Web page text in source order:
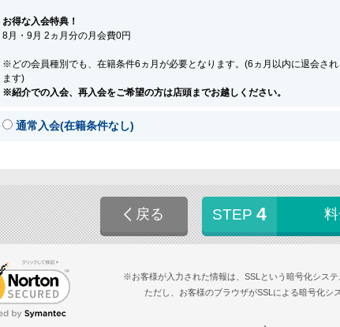
お得な入会特典！
8月・9月 2ヵ月分の月会費0円
※どの会員種別でも、在籍条件6ヵ月が必要となります。(6ヵ月以内に退会さ
ます)
※紹介での入会、再入会をご希望の方は店頭までお越しください。
通常入会(在籍条件なし)
戻る STEP 4
※お客様が入力された情報は、SSLという暗号化シス
ただし、お客様のブラウザがSSLによる暗号化シ